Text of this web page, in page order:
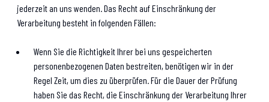
jederzeit an uns wenden. Das Recht auf Einschränkung der
Verarbeitung besteht in folgenden Fällen:
Wenn Sie die Richtigkeit Ihrer bei uns gespeicherten
personenbezogenen Daten bestreiten, benötigen wir in der
Regel Zeit, um dies zu überprüfen. Für die Dauer der Prüfung
haben Sie das Recht, die Einschränkung der Verarbeitung Ihrer